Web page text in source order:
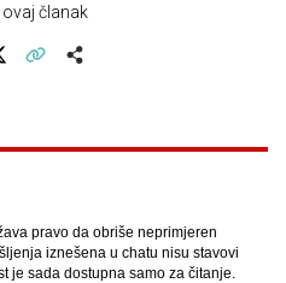
članak
pravo da obriše neprimjeren
iznešena u chatu nisu stavovi
je sada dostupna samo za čitanje.